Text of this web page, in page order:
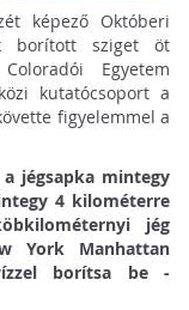
képező Októberi
borított sziget öt
Egyetem
kutatócsoport a
figyelemmel a
jégsapka mintegy
4 kilométerre
jég
York Manhattan
borítsa be -